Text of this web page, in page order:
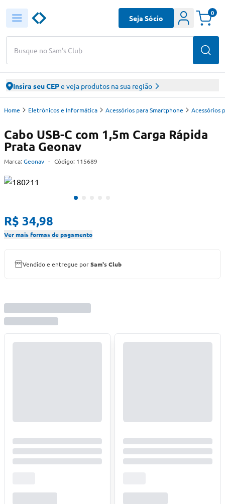
Busque no Sam's Club
Seja Sócio
0
Insira seu CEPe veja produtos na sua região
Home Eletrônicos e Informática Acessórios para Smartphone Acessórios
Cabo USB-C com 1,5m Carga Rápida
Prata Geonav
Marca: Geonav - Código: 115689
R$ 34,98
Ver mais formas de pagamento
Vendido e entregue porSam's Club